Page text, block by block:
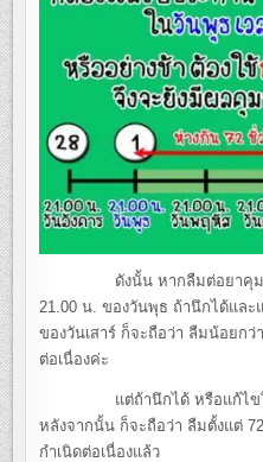
ดังนั้น หากลืมต่อยาคุม “โก
21.00 น. ของวันพุธ ถ้านึกได้และ
ของวันเสาร์ ก็จะถือว่า ลืมน้อยก
ต่อเนื่องค่ะ
แต่ถ้านึกได้ หรือแก้ไขในเว
หลังจากนั้น ก็จะถือว่า ลืมตั้งแต่
กำเนิดต่อเนื่องแล้ว